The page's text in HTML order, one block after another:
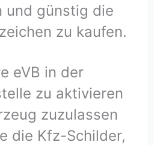
und günstig die
zu kaufen.
eVB in der
zu aktivieren
zuzulassen
die Kfz-Schilder,